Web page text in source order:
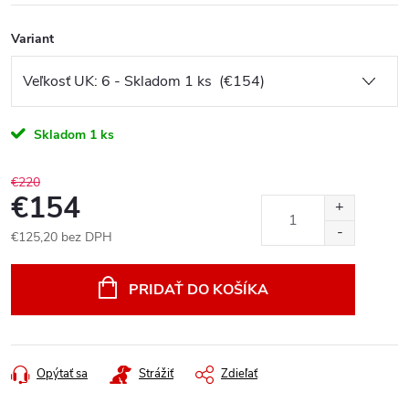
Variant
Skladom 1 ks
€220
€154
€125,20 bez DPH
PRIDAŤ DO KOŠÍKA
Opýtať sa Strážiť Zdieľať